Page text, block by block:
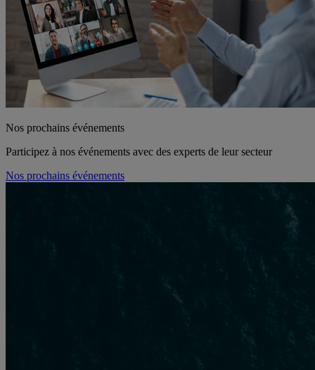
Nos prochains événements
Participez à nos événements avec des experts de leur secteur
Nos prochains événements